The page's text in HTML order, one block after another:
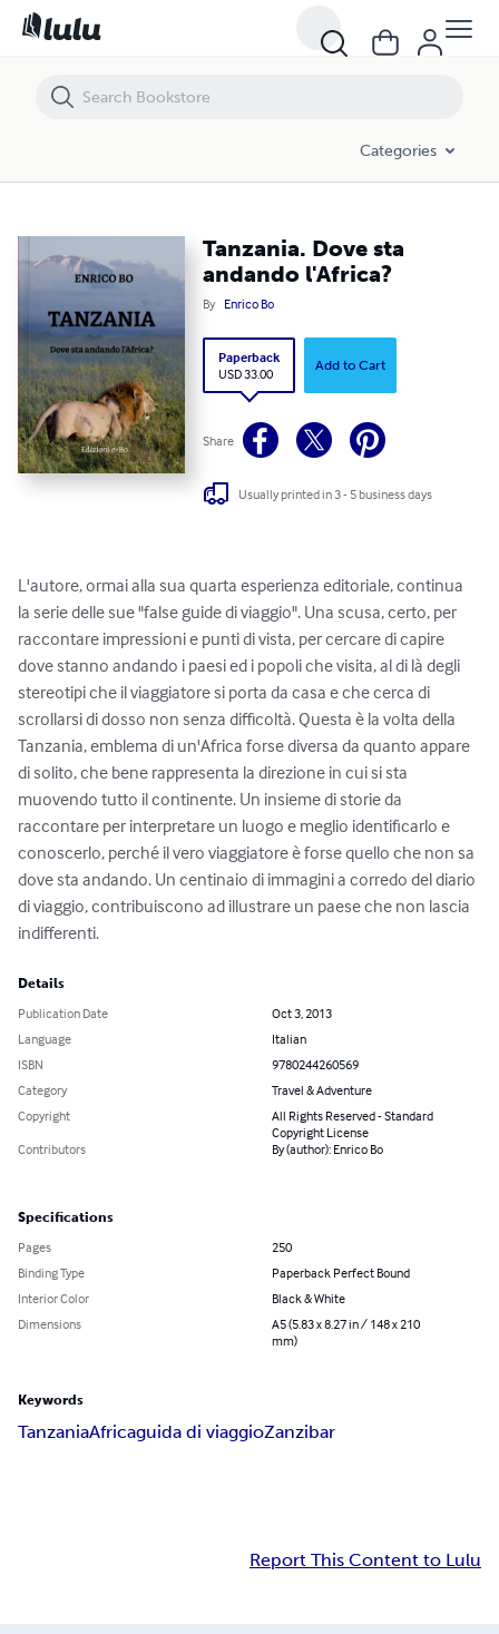
Categories
Tanzania. Dove sta
andando l'Africa?
By Enrico Bo
Paperback
USD 33.00
Add to Cart
Share
Usually printed in 3 - 5 business days
L'autore, ormai alla sua quarta esperienza editoriale, continua
la serie delle sue "false guide di viaggio". Una scusa, certo, per
raccontare impressioni e punti di vista, per cercare di capire
dove stanno andando i paesi ed i popoli che visita, al di là degli
stereotipi che il viaggiatore si porta da casa e che cerca di
scrollarsi di dosso non senza difficoltà. Questa è la volta della
Tanzania, emblema di un'Africa forse diversa da quanto appare
di solito, che bene rappresenta la direzione in cui si sta
muovendo tutto il continente. Un insieme di storie da
raccontare per interpretare un luogo e meglio identificarlo e
conoscerlo, perché il vero viaggiatore è forse quello che non sa
dove sta andando. Un centinaio di immagini a corredo del diario
di viaggio, contribuiscono ad illustrare un paese che non lascia
indifferenti.
Details
Publication Date
Oct 3, 2013
Language
Italian
ISBN
9780244260569
Category
Travel & Adventure
Copyright
All Rights Reserved - Standard
Copyright License
Contributors
By (author): Enrico Bo
Specifications
Pages
250
Binding Type
Paperback Perfect Bound
Interior Color
Black & White
Dimensions
A5 (5.83 x 8.27 in / 148 x 210
mm)
Keywords
TanzaniaAfricaguida di viaggioZanzibar
Report This Content to Lulu
Tanzania. Dove sta andando l'Africa?